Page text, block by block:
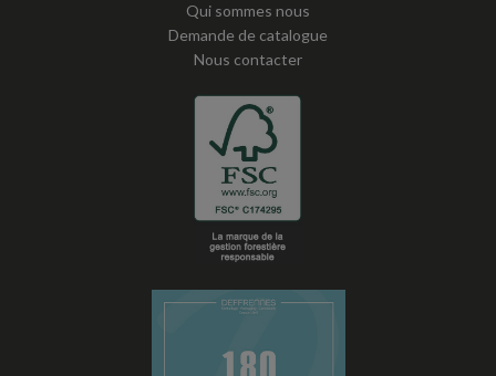
Qui sommes nous
Demande de catalogue
Nous contacter